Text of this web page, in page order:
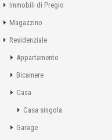
Immobili di Pregio
Magazzino
Residenziale
Appartamento
Bicamere
Casa
Casa singola
Garage